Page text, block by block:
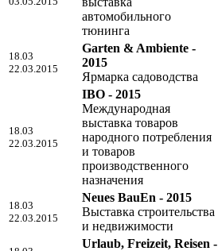
автомобильного
тюнинга
18.03
22.03.2015
Garten & Ambiente -
2015
Ярмарка садоводства
18.03
22.03.2015
IBO - 2015
Международная
выставка товаров
народного потребления
и товаров
производственного
назначения
18.03
22.03.2015
Neues BauEn - 2015
Выставка строительства
и недвижимости
Urlaub, Freizeit, Reisen -